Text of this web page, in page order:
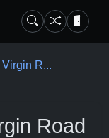
R...
Road